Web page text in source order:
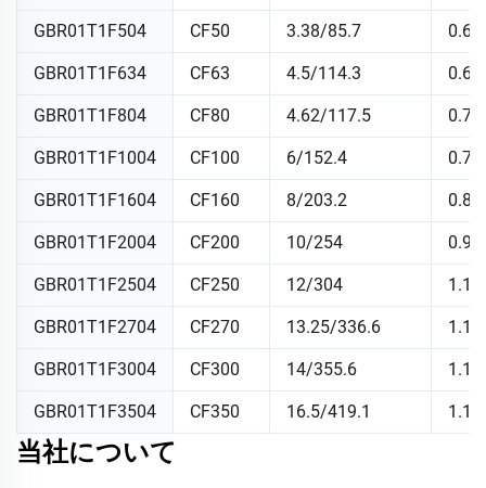
GBR01T1F504 CF50 3.38/85.7
GBR01T1F634 CF63 4.5/114.3
GBR01T1F804 CF80 4.62/117.5
GBR01T1F1004 CF100 6/152.4
GBR01T1F1604 CF160 8/203.2
GBR01T1F2004 CF200 10/254
GBR01T1F2504 CF250 12/304
GBR01T1F2704 CF270 13.25/336.6
GBR01T1F3004 CF300 14/355.6
GBR01T1F3504 CF350 16.5/419.1
当社について